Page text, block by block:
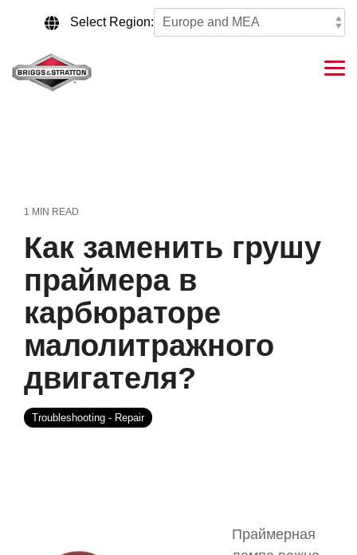
content.
Select Region:
1 MIN READ
Как заменить грушу
праймера в
карбюраторе
малолитражного
двигателя?
Troubleshooting - Repair
Праймерная